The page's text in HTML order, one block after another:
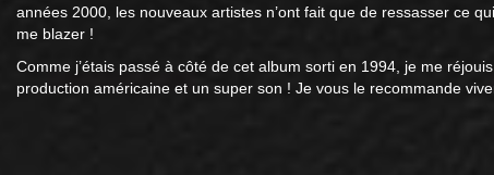
années 2000, les nouveaux artistes n’ont fait que de ressasser ce
me blazer !
Comme j’étais passé à côté de cet album sorti en 1994, je me
production américaine et un super son ! Je vous le recommande